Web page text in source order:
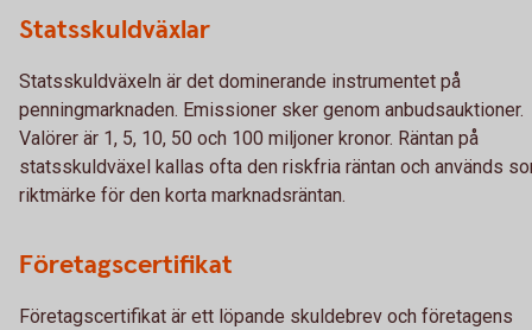
Statsskuldväxlar
Statsskuldväxeln är det dominerande instrumentet på
penningmarknaden. Emissioner sker genom anbudsauktioner.
Valörer är 1, 5, 10, 50 och 100 miljoner kronor. Räntan på
statsskuldväxel kallas ofta den riskfria räntan och används
riktmärke för den korta marknadsräntan.
Företagscertifikat
Företagscertifikat är ett löpande skuldebrev och företagens